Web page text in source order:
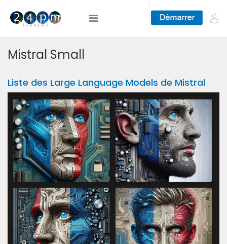
Mistral Small
Liste des Large Language Models de Mistral